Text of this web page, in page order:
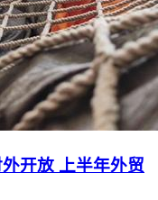
开放 上半年外贸